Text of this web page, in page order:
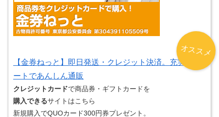
【金券ねっと】即日発送・クレジット決済。充実サポ
ートであんしん通販
クレジットカードで商品券・ギフトカードを
購入できるサイトはこちら
新規購入でQUOカード300円券プレゼント。
オススメ